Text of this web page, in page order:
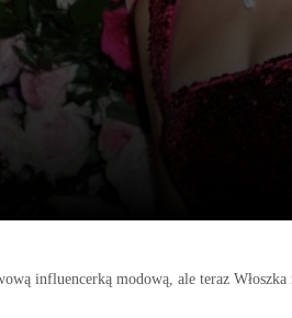
influencerką modową, ale teraz Włoszka